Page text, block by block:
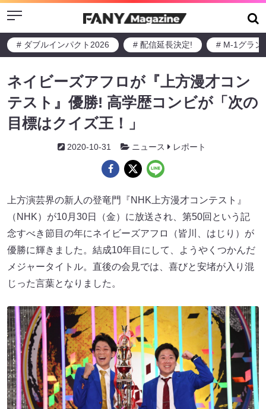
Menu
# ダブルインパクト2026 # 配信延長決定! # M-1グラン
ネイビーズアフロが『上方漫才コン
テスト』優勝! 高学歴コンビが「次の
目標はクイズ王！」
2020-10-31 ニュース レポート
上方演芸界の新人の登竜門『NHK上方漫才コンテスト』
（NHK）が10月30日（金）に放送され、第50回という記
念すべき節目の年にネイビーズアフロ（皆川、はじり）が
優勝に輝きました。結成10年目にして、ようやくつかんだ
メジャータイトル。直後の会見では、喜びと安堵が入り混
じった言葉となりました。